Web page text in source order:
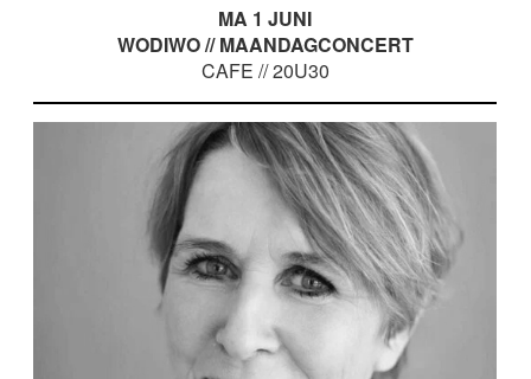
MA 1 JUNI
WODIWO // MAANDAGCONCERT
CAFE // 20U30